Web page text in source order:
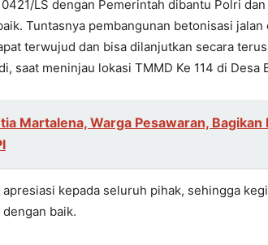
LS dengan Pemerintah dibantu Polri
Tuntasnya pembangunan betonisasi jalan
terwujud dan bisa dilanjutkan secara
saat meninjau lokasi TMMD Ke 114 di Desa
Martalena, Warga Pesawaran,
kepada seluruh pihak, sehingga
baik.